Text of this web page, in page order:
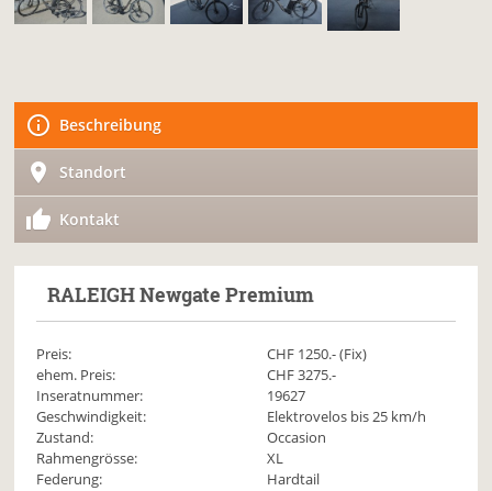
Beschreibung
Standort
Kontakt
RALEIGHNewgate Premium
Preis: CHF 1250.- (Fix)
ehem. Preis:
CHF 3275.-
Inseratnummer:
19627
Geschwindigkeit:
Elektrovelos bis 25 km/h
Zustand:
Occasion
Rahmengrösse:
XL
Federung:
Hardtail